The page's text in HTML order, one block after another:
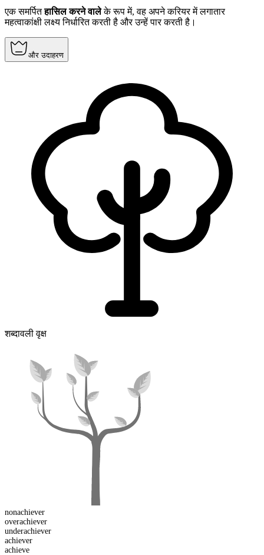
एक समर्पितहासिल करने वालेके रूप में, वह अपने करियर में लगातार
महत्वाकांक्षी लक्ष्य निर्धारित करती है और उन्हें पार करती है।
और उदाहरण
शब्दावली वृक्ष
nonachiever
overachiever
underachiever
achiever
achieve